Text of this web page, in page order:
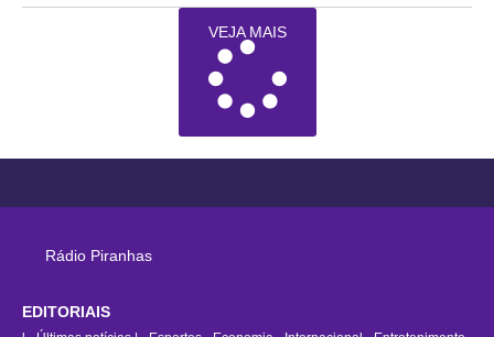
VEJA MAIS
Rádio Piranhas
EDITORIAIS